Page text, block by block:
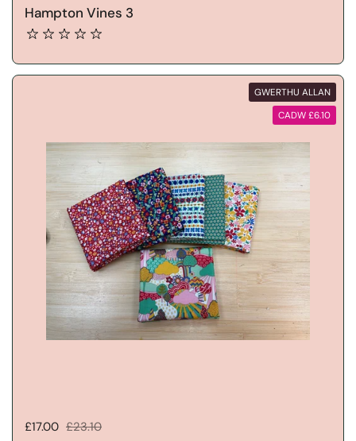
Hampton Vines 3
Pris gwerthu:
£17.00 Pris rheolaidd:
£23.10
GWERTHU ALLAN
CADW £6.10